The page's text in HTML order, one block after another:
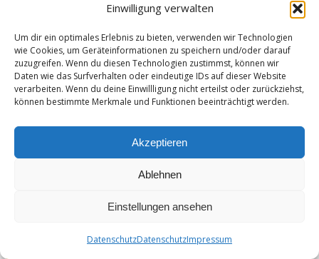
Einwilligung verwalten
Um dir ein optimales Erlebnis zu bieten, verwenden wir Technologien
wie Cookies, um Geräteinformationen zu speichern und/oder darauf
zuzugreifen. Wenn du diesen Technologien zustimmst, können wir
Daten wie das Surfverhalten oder eindeutige IDs auf dieser Website
verarbeiten. Wenn du deine Einwillligung nicht erteilst oder zurückziehst,
können bestimmte Merkmale und Funktionen beeinträchtigt werden.
Akzeptieren
Ablehnen
Einstellungen ansehen
DatenschutzDatenschutzImpressum
– Jetzt unterschreiben!
Allgemein Vonadmin 23. Juli 2025 1 Kommentar
Jetzt aktiv wer­den: Wir for­dern eine Bür­ger­ver­
samm­lung in Gei­sel­hö­ring! Im Jahr 2024 wur­de
in Gei­sel­hö­ring kei­ne Bür­ger­ver­samm­lung
abge­hal­ten – obwohl die­se laut Art. 18 Abs. 1
der Baye­ri­schen Gemein­de­ord­nung (GO)…